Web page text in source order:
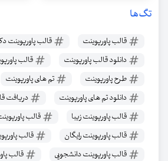
تگ‌ها
قالب پاورپوینت
قالب پاورپوینت
دانلود قالب پاورپوینت
قالب
طرح پاورپوینت
تم های پاورپوینت
دانلود تم های پاورپوینت
دریافت
قالب پاورپوینت زیبا
قالب
قالب پاورپوینت رایگان
قالب
قالب پاورپوینت دانشجویی
قالب